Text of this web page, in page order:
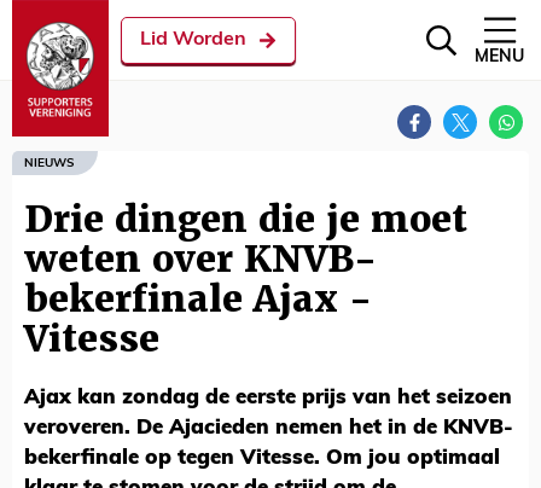
Lid Worden
MENU
NIEUWS
Drie dingen die je moet
weten over KNVB-
bekerfinale Ajax -
Vitesse
Ajax kan zondag de eerste prijs van het seizoen
veroveren. De Ajacieden nemen het in de KNVB-
bekerfinale op tegen Vitesse. Om jou optimaal